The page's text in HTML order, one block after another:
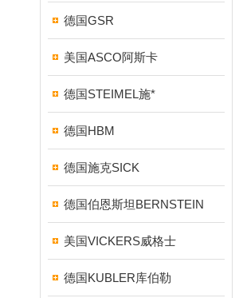
德国GSR
美国ASCO阿斯卡
德国STEIMEL施*
德国HBM
德国施克SICK
德国伯恩斯坦BERNSTEIN
美国VICKERS威格士
德国KUBLER库伯勒